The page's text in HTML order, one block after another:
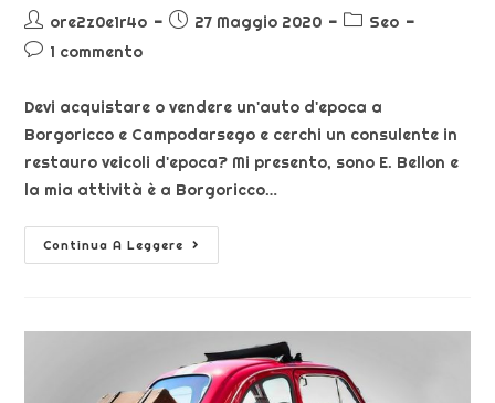
ore2z0e1r4o 27 Maggio 2020
Seo
1 commento
Devi acquistare o vendere un'auto d'epoca a
Borgoricco e Campodarsego e cerchi un consulente in
restauro veicoli d'epoca? Mi presento, sono E. Bellon e
la mia attività è a Borgoricco…
Continua A Leggere